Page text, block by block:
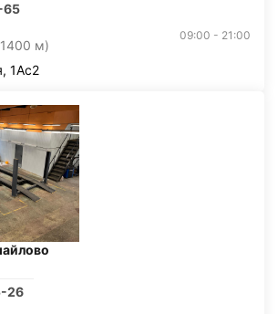
65
м)
09:00 - 21:00
1Ас2
26